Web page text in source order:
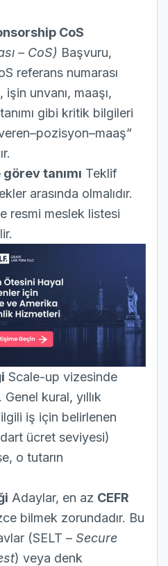
CoS
– CoS) Başvuru,
referans numarası
unvanı, maaşı,
gibi kritik bilgileri
tanımı Teklif
arasında olmalıdır.
resmi meslek listesi
Scale-up vizesinde
kural, yıllık
iş için belirlenen
ücret seviyesi)
o tutarın
Adaylar, en az CEFR
bilmek zorundadır. Bu
(SELT – Secure
) veya denk